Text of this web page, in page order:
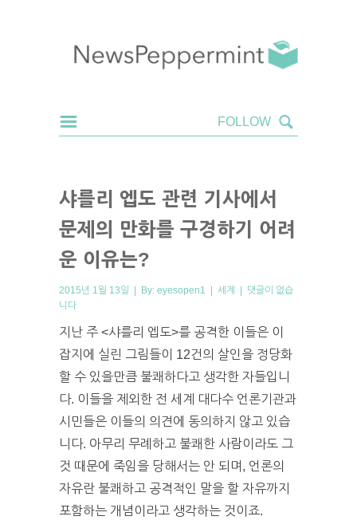
샤를리 엡도 관련 기사에서
문제의 만화를 구경하기 어려
운 이유는?
2015년 1월 13일 | By: eyesopen1 | 세계 | 댓글이 없습
니다
지난 주 <샤를리 엡도>를 공격한 이들은 이
잡지에 실린 그림들이 12건의 살인을 정당화
할 수 있을만큼 불쾌하다고 생각한 자들입니
다. 이들을 제외한 전 세계 대다수 언론기관과
시민들은 이들의 의견에 동의하지 않고 있습
니다. 아무리 무례하고 불쾌한 사람이라도 그
것 때문에 죽임을 당해서는 안 되며, 언론의
자유란 불쾌하고 공격적인 말을 할 자유까지
포함하는 개념이라고 생각하는 것이죠.